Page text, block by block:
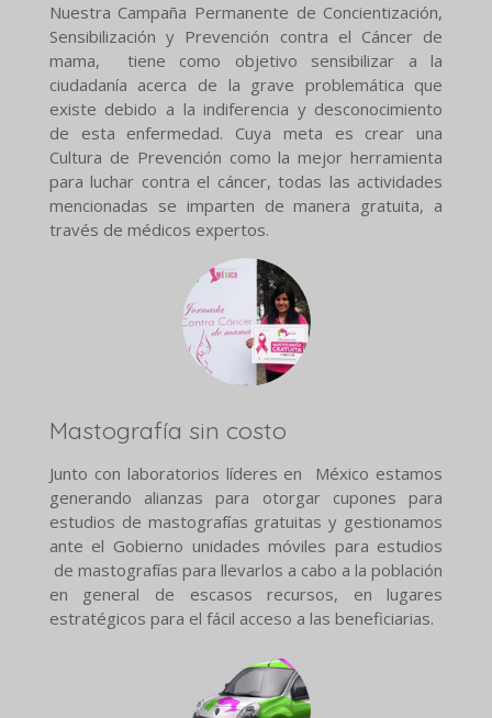
Nuestra Campaña Permanente de Concientización,
Sensibilización y Prevención contra el Cáncer de
mama, tiene como objetivo sensibilizar a la
ciudadanía acerca de la grave problemática que
existe debido a la indiferencia y desconocimiento
de esta enfermedad. Cuya meta es crear una
Cultura de Prevención como la mejor herramienta
para luchar contra el cáncer, todas las actividades
mencionadas se imparten de manera gratuita, a
través de médicos expertos.
Mastografía sin costo
Junto con laboratorios líderes en México estamos
generando alianzas para otorgar cupones para
estudios de mastografías gratuitas y gestionamos
ante el Gobierno unidades móviles para estudios
de mastografías para llevarlos a cabo a la población
en general de escasos recursos, en lugares
estratégicos para el fácil acceso a las beneficiarias.